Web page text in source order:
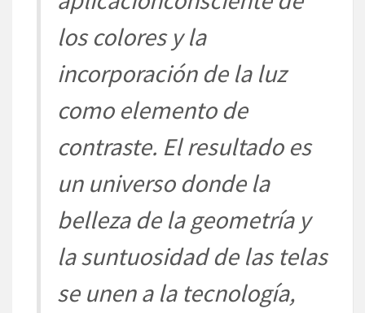
los colores y la
incorporaciónde la luz
como elemento de
contraste. Elresultado es
un universo donde la
belleza de la geometríay
la suntuosidad de las telas
se unen a la tecnología,